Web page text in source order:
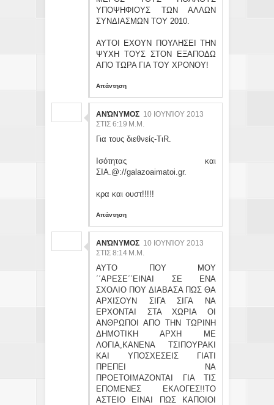
ΥΠΟΨΗΦΙΟΥΣ ΤΩΝ ΑΛΛΩΝ
ΣΥΝΔΙΑΣΜΩΝ ΤΟΥ 2010.
ΑΥΤΟΙ ΕΧΟΥΝ ΠΟΥΛΗΣΕΙ ΤΗΝ
ΨΥΧΗ ΤΟΥΣ ΣΤΟΝ ΕΞΑΠΟΔΩ
ΑΠΟ ΤΩΡΑ ΓΙΑ ΤΟΥ ΧΡΟΝΟΥ!
Απάντηση
ΑΝΏΝΥΜΟΣ 10 ΙΟΥΝΊΟΥ 2013
ΣΤΙΣ 6:19 Μ.Μ.
Για τους διεθνείς-ΤιR.
Iσότητας και
ΣΙΑ.@://galazoaimatoi.gr.
κρα και ουστ!!!!!
Απάντηση
ΑΝΏΝΥΜΟΣ 10 ΙΟΥΝΊΟΥ 2013
ΣΤΙΣ 8:14 Μ.Μ.
ΑΥΤΟ ΠΟΥ ΜΟΥ
΄΄ΑΡΕΣΕ΄΄ΕΙΝΑΙ ΣΕ ΕΝΑ
ΣΧΟΛΙΟ ΠΟΥ ΔΙΑΒΑΣΑ ΠΩΣ ΘΑ
ΑΡΧΙΣΟΥΝ ΣΙΓΑ ΣΙΓΑ ΝΑ
ΕΡΧΟΝΤΑΙ ΣΤΑ ΧΩΡΙΑ ΟΙ
ΑΝΘΡΩΠΟΙ ΑΠΟ ΤΗΝ ΤΩΡΙΝΗ
ΔΗΜΟΤΙΚΗ ΑΡΧΗ ΜΕ
ΛΟΓΙΑ,ΚΑΝΕΝΑ ΤΣΙΠΟΥΡΑΚΙ
ΚΑΙ ΥΠΟΣΧΕΣΕΙΣ ΓΙΑΤΙ
ΠΡΕΠΕΙ ΝΑ
ΠΡΟΕΤΟΙΜΑΖΟΝΤΑΙ ΓΙΑ ΤΙΣ
ΕΠΟΜΕΝΕΣ ΕΚΛΟΓΕΣ!!ΤΟ
ΑΣΤΕΙΟ ΕΙΝΑΙ ΠΩΣ ΚΑΠΟΙΟΙ